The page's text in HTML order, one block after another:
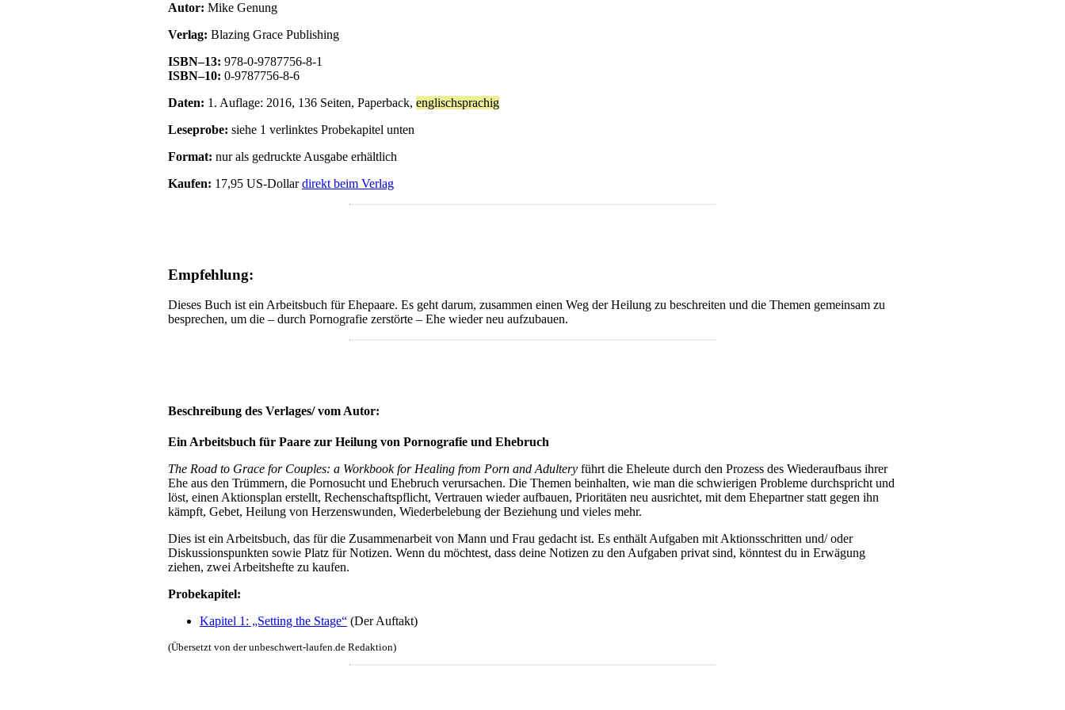
Autor: Mike Genung
Verlag: Blazing Grace Publishing
ISBN–13: 978-0-9787756-8-1
ISBN–10: 0-9787756-8-6
Daten: 1. Auflage: 2016, 136 Seiten, Paperback, englischsprachig
Leseprobe: siehe 1 verlinktes Probekapitel unten
Format: nur als gedruckte Ausgabe erhältlich
Kaufen: 17,95 US-Dollardirekt beim Verlag
Empfehlung:
Dieses Buch ist ein Arbeitsbuch für Ehepaare. Es geht darum, zusammen einen Weg der Heilung zu beschreiten und die Themen gemeinsam zu
besprechen, um die – durch Pornografie zerstörte – Ehe wieder neu aufzubauen.
Beschreibung des Verlages/ vom Autor:
Ein Arbeitsbuch für Paare zur Heilung von Pornografie und Ehebruch
The Road to Grace for Couples: a Workbook for Healing from Porn and Adultery führt die Eheleute durch den Prozess des Wiederaufbaus ihrer
Ehe aus den Trümmern, die Pornosucht und Ehebruch verursachen. Die Themen beinhalten, wie man die schwierigen Probleme durchspricht und
löst, einen Aktionsplan erstellt, Rechenschaftspflicht, Vertrauen wieder aufbauen, Prioritäten neu ausrichtet, mit dem Ehepartner statt gegen ihn
kämpft, Gebet, Heilung von Herzenswunden, Wiederbelebung der Beziehung und vieles mehr.
Dies ist ein Arbeitsbuch, das für die Zusammenarbeit von Mann und Frau gedacht ist. Es enthält Aufgaben mit Aktionsschritten und/ oder
Diskussionspunkten sowie Platz für Notizen. Wenn du möchtest, dass deine Notizen zu den Aufgaben privat sind, könntest du in Erwägung
ziehen, zwei Arbeitshefte zu kaufen.
Probekapitel:
Kapitel 1: „Setting the Stage“ (Der Auftakt)
(Übersetzt von der unbeschwert-laufen.de Redaktion)